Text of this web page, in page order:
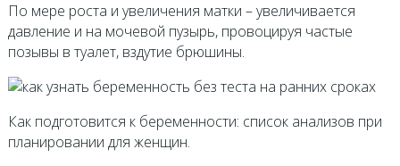
По мере роста и увеличения матки – увеличивается
давление и на мочевой пузырь, провоцируя частые
позывы в туалет, вздутие брюшины.
Как подготовится к беременности: список анализов при
планировании для женщин.